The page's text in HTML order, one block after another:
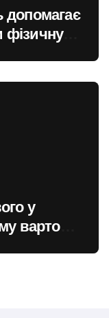
допомагає
фізичну
у
варто